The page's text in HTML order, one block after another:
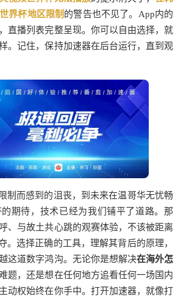
界杯地区限制 的警告也不见了。App内的
直播列表完整呈现。你可以自由选择，就
。记住，保持加速器在后台运行，直到观
制而感到的沮丧，到未来在温哥华无忧畅
期待，技术已经为我们铺平了道路。那
、与故土共心跳的观赛体验，不该被距离
。选择正确的工具，理解其背后的原理，
这道数字鸿沟。无论你是想解决在海外怎
题，还是想在任何地方追看任何一场国内
动权始终在你手中。打开加速器，就像打